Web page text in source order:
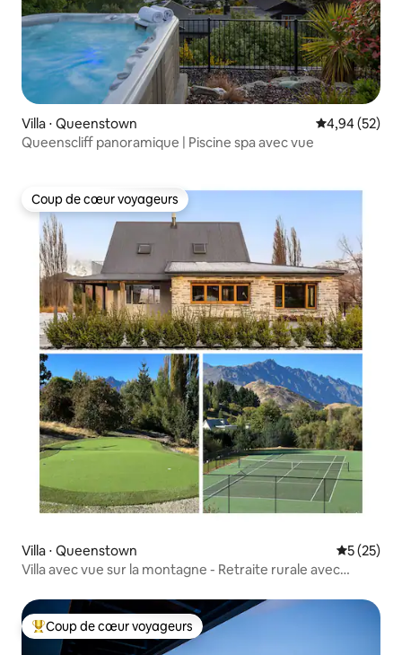
Villa ⋅ Queenstown Évaluation
4,94 (52)
Queenscliff panoramique | Piscine spa avec vue
Coup de cœur voyageurs
Coup de cœur voyageurs
Villa ⋅ Queenstown
5 (25)
Villa avec vue sur la montagne - Retraite rurale avec
Coups de cœur voyageurs les plus appréciés
Coup de cœur voyageurs